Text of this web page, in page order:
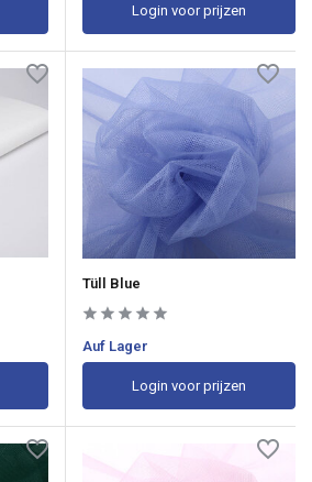
Login voor prijzen
Tüll Blue
Auf Lager
Login voor prijzen